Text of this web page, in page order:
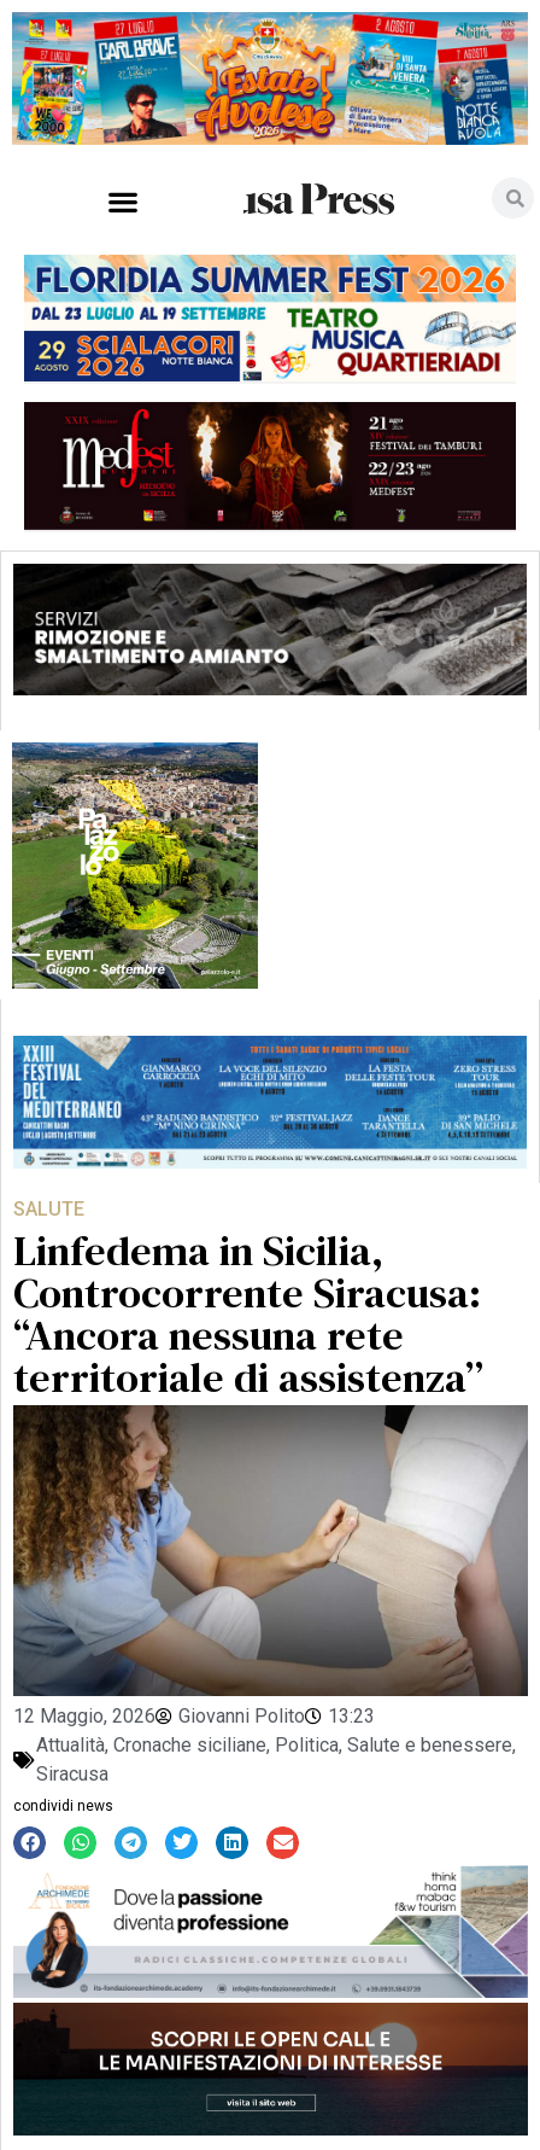
SALUTE
Linfedema in Sicilia,
Controcorrente Siracusa:
“Ancora nessuna rete
territoriale di assistenza”
12 Maggio, 2026 Giovanni Polito
13:23
Attualità, Cronache siciliane, Politica, Salute e benessere,
Siracusa
condividi news